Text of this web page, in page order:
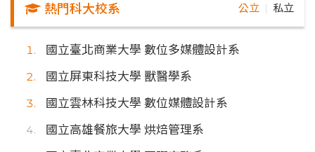
熱門科大校系 公立 私立
國立臺北商業大學 數位多媒體設計系
國立屏東科技大學 獸醫學系
國立雲林科技大學 數位媒體設計系
國立高雄餐旅大學 烘焙管理系